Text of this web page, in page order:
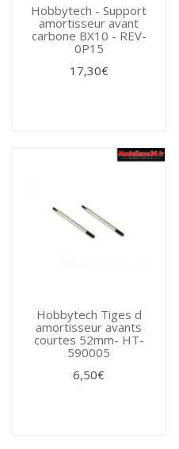
Hobbytech - Support
amortisseur avant
carbone BX10 - REV-
0P15
17,30€
Hobbytech Tiges d
amortisseur avants
courtes 52mm- HT-
590005
6,50€